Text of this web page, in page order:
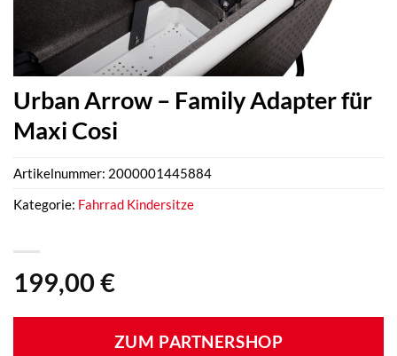
Urban Arrow – Family Adapter für
Maxi Cosi
199,00 €
ZUM PARTNERSHOP
Artikelnummer: 2000001445884
Kategorie: Fahrrad Kindersitze